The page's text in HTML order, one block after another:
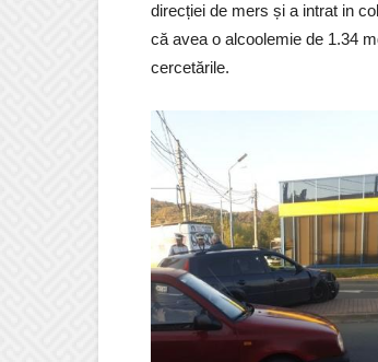
direcției de mers și a intrat in
că avea o alcoolemie de 1.34
cercetările.